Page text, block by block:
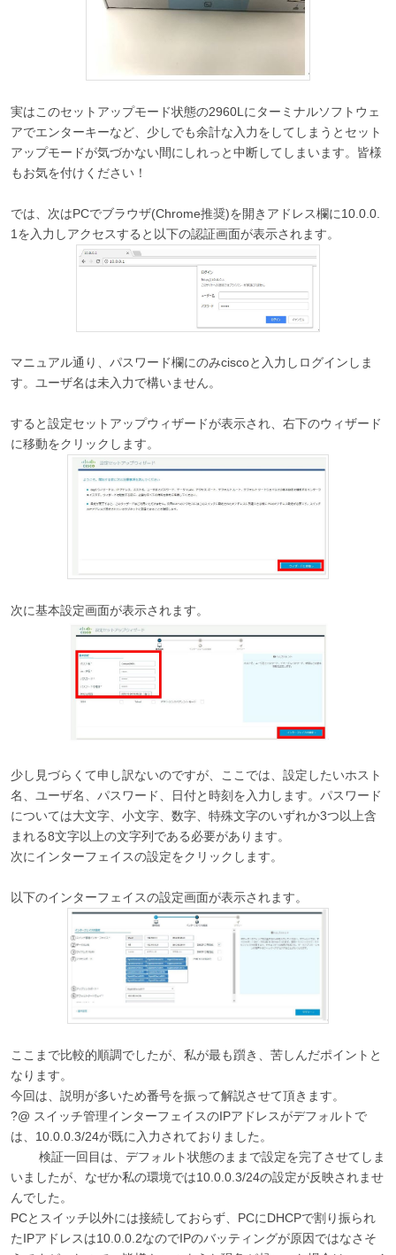
実はこのセットアップモード状態の2960Lにターミナルソフトウェ
アでエンターキーなど、少しでも余計な入力をしてしまうとセット
アップモードが気づかない間にしれっと中断してしまいます。皆様
もお気を付けください！
では、次はPCでブラウザ(Chrome推奨)を開きアドレス欄に10.0.0.
1を入力しアクセスすると以下の認証画面が表示されます。
マニュアル通り、パスワード欄にのみciscoと入力しログインしま
す。ユーザ名は未入力で構いません。
すると設定セットアップウィザードが表示され、右下のウィザード
に移動をクリックします。
次に基本設定画面が表示されます。
少し見づらくて申し訳ないのですが、ここでは、設定したいホスト
名、ユーザ名、パスワード、日付と時刻を入力します。パスワード
については大文字、小文字、数字、特殊文字のいずれか3つ以上含
まれる8文字以上の文字列である必要があります。
次にインターフェイスの設定をクリックします。
以下のインターフェイスの設定画面が表示されます。
ここまで比較的順調でしたが、私が最も躓き、苦しんだポイントと
なります。
今回は、説明が多いため番号を振って解説させて頂きます。
?@ スイッチ管理インターフェイスのIPアドレスがデフォルトで
は、10.0.0.3/24が既に入力されておりました。
検証一回目は、デフォルト状態のままで設定を完了させてしま
いましたが、なぜか私の環境では10.0.0.3/24の設定が反映されませ
んでした。
PCとスイッチ以外には接続しておらず、PCにDHCPで割り振られ
たIPアドレスは10.0.0.2なのでIPのバッティングが原因ではなさそ